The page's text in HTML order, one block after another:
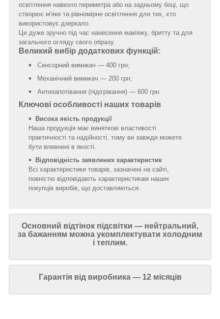
освітлення навколо периметра або на задньому боці, що
створює м'яке та рівномірне освітлення для тих, хто
використовує дзеркало.
Це дуже зручно під час нанесення макіяжу, бритту та для
загального огляду свого образу.
Великий вибір додаткових функцій:
Сенсорний вимикач — 400 грн;
Механічний вимикач — 200 грн;
Антизапотівання (підігрівання) — 600 грн.
Ключові особливості наших товарів
Висока якість продукції
Наша продукція має виняткові властивості
практичності та надійності, тому ви завжди можете
бути впевнені в якості.
Відповідність заявлених характеристик
Всі характеристики товарів, зазначені на сайті,
повністю відповідають характеристикам наших
покупців виробів, що доставляються.
Основний відтінок підсвітки — нейтральний,
за бажанням можна укомплектувати холодним
і теплим.
Гарантія від виробника — 12 місяців